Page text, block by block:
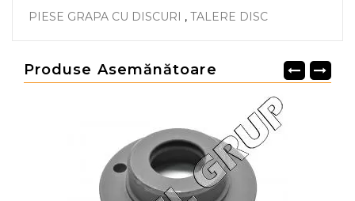
PIESE GRAPA CU DISCURI , TALERE DISC
Produse Asemănătoare